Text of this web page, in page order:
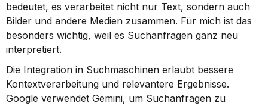
bedeutet, es verarbeitet nicht nur Text, sondern auch
Bilder und andere Medien zusammen. Für mich ist das
besonders wichtig, weil es Suchanfragen ganz neu
interpretiert.
Die Integration in Suchmaschinen erlaubt bessere
Kontextverarbeitung und relevantere Ergebnisse.
Google verwendet Gemini, um Suchanfragen zu